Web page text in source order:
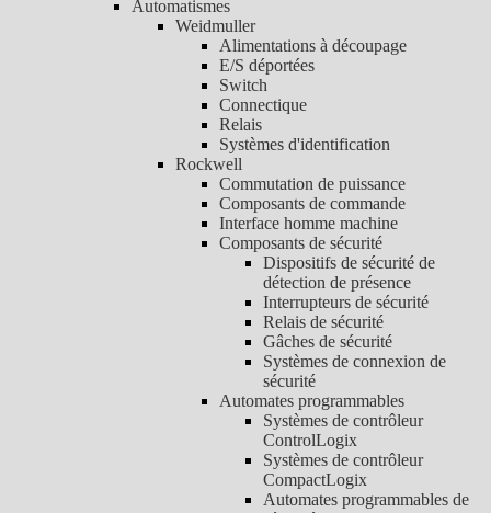
Automatismes
Weidmuller
Alimentations à découpage
E/S déportées
Switch
Connectique
Relais
Systèmes d'identification
Rockwell
Commutation de puissance
Composants de commande
Interface homme machine
Composants de sécurité
Dispositifs de sécurité de
détection de présence
Interrupteurs de sécurité
Relais de sécurité
Gâches de sécurité
Systèmes de connexion de
sécurité
Automates programmables
Systèmes de contrôleur
ControlLogix
Systèmes de contrôleur
CompactLogix
Automates programmables de